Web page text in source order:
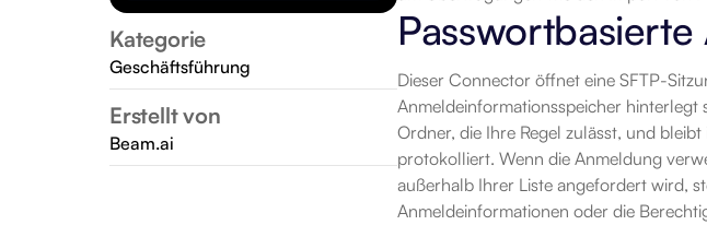
Kategorie
Geschäftsführung
Erstellt von
Beam.ai
Dieser Connector öffnet eine SFTP-
Anmeldeinformationsspeicher hinterlegt
Ordner, die Ihre Regel zulässt, und
protokolliert. Wenn die Anmeldung
außerhalb Ihrer Liste angefordert wird,
Anmeldeinformationen oder die